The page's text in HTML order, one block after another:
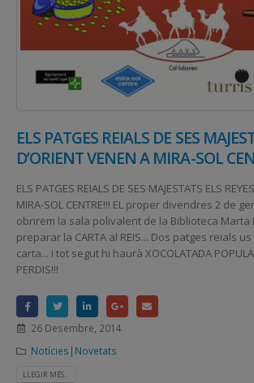
ELS PATGES REIALS DE SES
D’ORIENT VENEN A MIRA-SOL
ELS PATGES REIALS DE SES MAJESTATS ELS
MIRA-SOL CENTRE!!! EL proper divendres 2 de
obrirem la sala polivalent de la Biblioteca
preparar la CARTA al REIS... Dos patges reials
carta... i tot segut hi haurà XOCOLATADA
PERDIS!!!
26 Desembre, 2014
Notícies|Novetats
LLEGIR MÉS...